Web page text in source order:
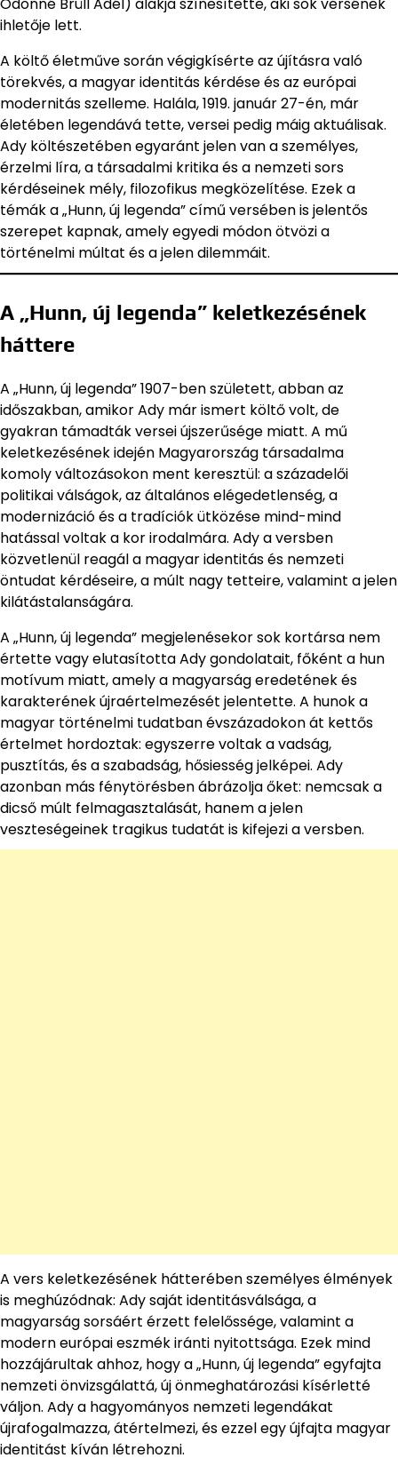
Ödönné Brüll Adél) alakja színesítette, aki sok versének
ihletője lett.
A költő életműve során végigkísérte az újításra való
törekvés, a magyar identitás kérdése és az európai
modernitás szelleme. Halála, 1919. január 27-én, már
életében legendává tette, versei pedig máig aktuálisak.
Ady költészetében egyaránt jelen van a személyes,
érzelmi líra, a társadalmi kritika és a nemzeti sors
kérdéseinek mély, filozofikus megközelítése. Ezek a
témák a „Hunn, új legenda” című versében is jelentős
szerepet kapnak, amely egyedi módon ötvözi a
történelmi múltat és a jelen dilemmáit.
A „Hunn, új legenda” keletkezésének
háttere
A „Hunn, új legenda” 1907-ben született, abban az
időszakban, amikor Ady már ismert költő volt, de
gyakran támadták versei újszerűsége miatt. A mű
keletkezésének idején Magyarország társadalma
komoly változásokon ment keresztül: a századelői
politikai válságok, az általános elégedetlenség, a
modernizáció és a tradíciók ütközése mind-mind
hatással voltak a kor irodalmára. Ady a versben
közvetlenül reagál a magyar identitás és nemzeti
öntudat kérdéseire, a múlt nagy tetteire, valamint a jelen
kilátástalanságára.
A „Hunn, új legenda” megjelenésekor sok kortársa nem
értette vagy elutasította Ady gondolatait, főként a hun
motívum miatt, amely a magyarság eredetének és
karakterének újraértelmezését jelentette. A hunok a
magyar történelmi tudatban évszázadokon át kettős
értelmet hordoztak: egyszerre voltak a vadság,
pusztítás, és a szabadság, hősiesség jelképei. Ady
azonban más fénytörésben ábrázolja őket: nemcsak a
dicső múlt felmagasztalását, hanem a jelen
veszteségeinek tragikus tudatát is kifejezi a versben.
A vers keletkezésének hátterében személyes élmények
is meghúzódnak: Ady saját identitásválsága, a
magyarság sorsáért érzett felelőssége, valamint a
modern európai eszmék iránti nyitottsága. Ezek mind
hozzájárultak ahhoz, hogy a „Hunn, új legenda” egyfajta
nemzeti önvizsgálattá, új önmeghatározási kísérletté
váljon. Ady a hagyományos nemzeti legendákat
újrafogalmazza, átértelmezi, és ezzel egy újfajta magyar
identitást kíván létrehozni.